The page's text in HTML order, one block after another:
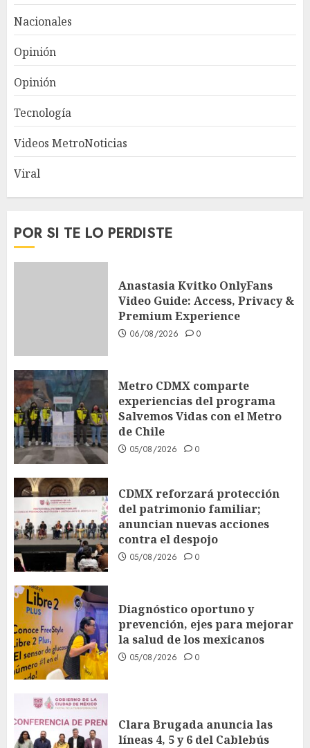
Nacionales
Opinión
Opinión
Tecnología
Videos MetroNoticias
Viral
POR SI TE LO PERDISTE
Anastasia Kvitko OnlyFans
Video Guide: Access, Privacy &
Premium Experience
06/08/2026 0
Metro CDMX comparte
experiencias del programa
Salvemos Vidas con el Metro
de Chile
05/08/2026 0
CDMX reforzará protección
del patrimonio familiar;
anuncian nuevas acciones
contra el despojo
05/08/2026 0
Diagnóstico oportuno y
prevención, ejes para mejorar
la salud de los mexicanos
05/08/2026 0
Clara Brugada anuncia las
líneas 4, 5 y 6 del Cablebús